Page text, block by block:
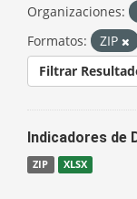
Organizaciones:
Formatos:
ZIP
Filtrar
Indicadores de
ZIP XLSX